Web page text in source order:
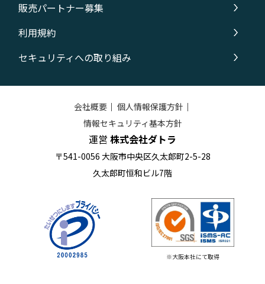
販売パートナー募集
利用規約
セキュリティへの取り組み
会社概要｜ 個人情報保護方針 ｜
情報セキュリティ基本方針
運営 株式会社ダトラ
〒541-0056 大阪市中央区久太郎町2-5-28
久太郎町恒和ビル7階
※大阪本社にて取得